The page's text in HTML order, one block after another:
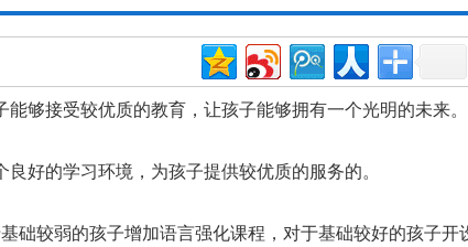
接受较优质的教育，让孩子能够拥有一个光明的未来
好的学习环境，为孩子提供较优质的服务的。
较弱的孩子增加语言强化课程，对于基础较好的孩子开